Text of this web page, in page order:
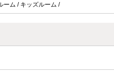
ーム / キッズルーム /